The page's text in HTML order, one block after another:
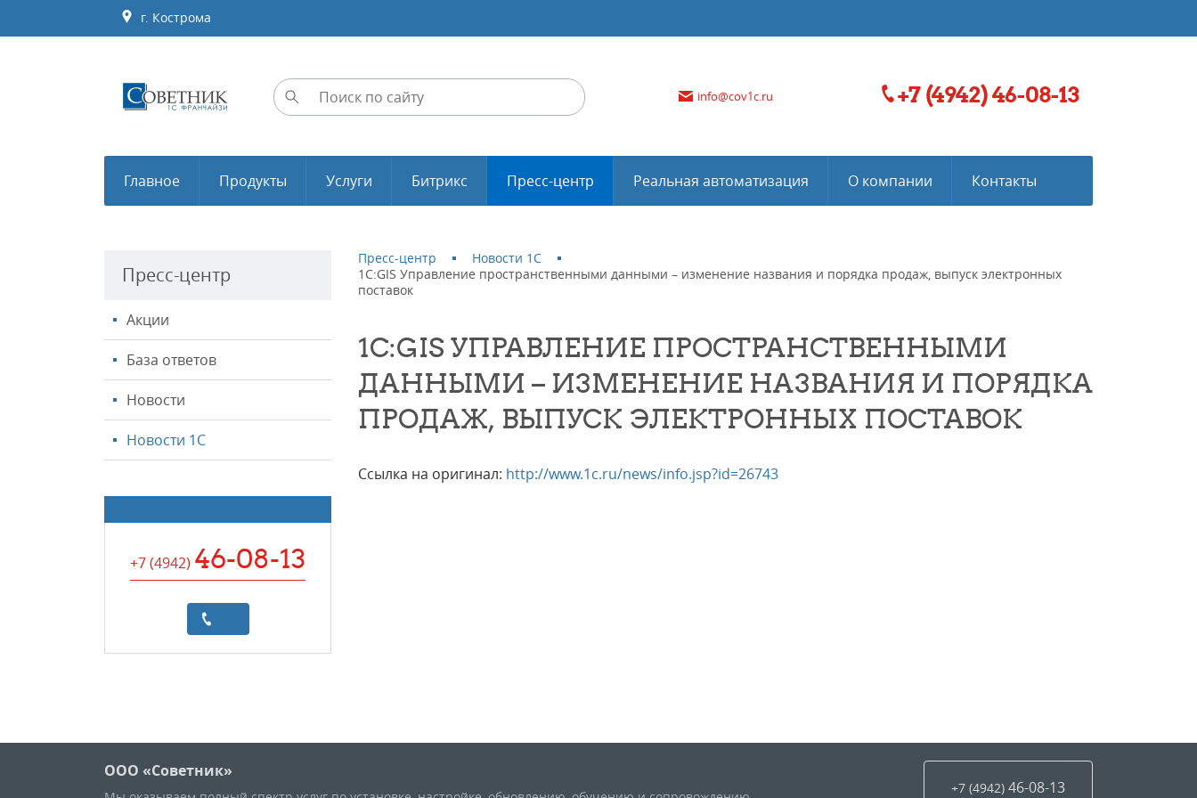
г. Кострома
info@cov1c.ru +7 (4942) 46-08-13
Главное Продукты Услуги Битрикс Пресс-центр Реальная автоматизация О компании Контакты
Пресс-центр
Акции
База ответов
Новости
Новости 1С
+7 (4942) 46-08-13
Пресс-центр
Новости 1С
1С:GIS Управление пространственными данными – изменение названия и порядка продаж, выпуск электронных
поставок
1С:GIS УПРАВЛЕНИЕ ПРОСТРАНСТВЕННЫМИ
ДАННЫМИ – ИЗМЕНЕНИЕ НАЗВАНИЯ И ПОРЯДКА
ПРОДАЖ, ВЫПУСК ЭЛЕКТРОННЫХ ПОСТАВОК
Ссылка на оригинал: http://www.1c.ru/news/info.jsp?id=26743
ООО «Советник»
+7 (4942) 46-08-13